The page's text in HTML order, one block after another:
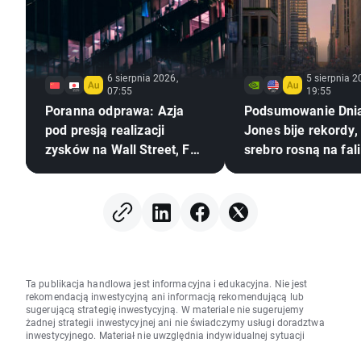
6 sierpnia 2026,
07:55
Poranna odprawa: Azja
pod presją realizacji
zysków na Wall Street, FX
5 sierpnia
19:55
Podsumowanie
Jones bije rekordy,
srebro rosną na fali
Ta publikacja handlowa jest informacyjna i edukacyjna. Nie jest
rekomendacją inwestycyjną ani informacją rekomendującą lub
sugerującą strategię inwestycyjną. W materiale nie sugerujemy
żadnej strategii inwestycyjnej ani nie świadczymy usługi doradztwa
inwestycyjnego. Materiał nie uwzględnia indywidualnej sytuacji